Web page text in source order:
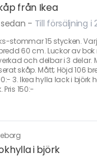
från Ikea
- Till försäljning i
stommar 15 stycken.
60 cm. Luckor av
och delbar i 3 delar.
skåp. Mått; Höjd 106
3. Ikea hylla lack i björk
150:-
i björk